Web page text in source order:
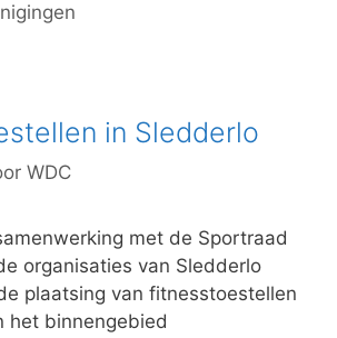
in Sledderlo
WDC
met de Sportraad
organisaties van Sledderlo
plaatsing van fitnesstoestellen
het binnengebied